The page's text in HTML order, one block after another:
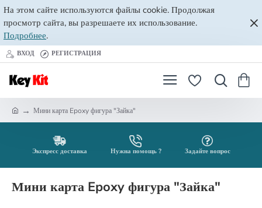
На этом сайте используются файлы cookie. Продолжая
просмотр сайта, вы разрешаете их использование.
Подробнее.
ВХОД РЕГИСТРАЦИЯ
Мини карта Epoxy фигура "Зайка"
Экспресс доставка Нужна помощь ? Задайте вопрос
Мини карта Epoxy фигура "Зайка"